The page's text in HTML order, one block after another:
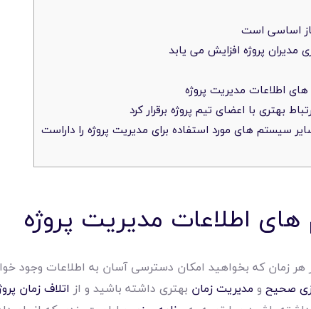
اساسی است
پروژه افزایش می یابد
بهتری با اعضای تیم پروژه برقرار کرد
سیستم های مورد استفاده برای مدیریت پروژه را داراست
اطلاعات مدیریت پروژه
هر زمان که بخواهید امکان دسترسی آسان به اطلاعات وجود
صحیح و مدیریت زمان بهتری داشته باشید و از اتلاف زمان